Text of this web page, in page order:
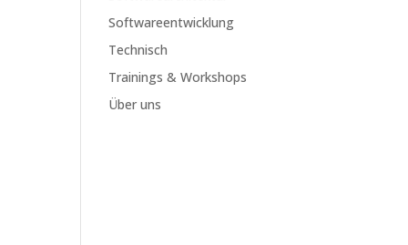
Softwareentwicklung
Technisch
Trainings & Workshops
Über uns